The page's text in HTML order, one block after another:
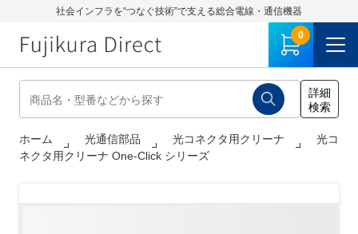
社会インフラを“つなぐ技術”で支える総合電線・通信機器
0
ホーム 光通信部品 光コネクタ用クリーナ
光コ
ネクタ用クリーナ One-Click シリーズ